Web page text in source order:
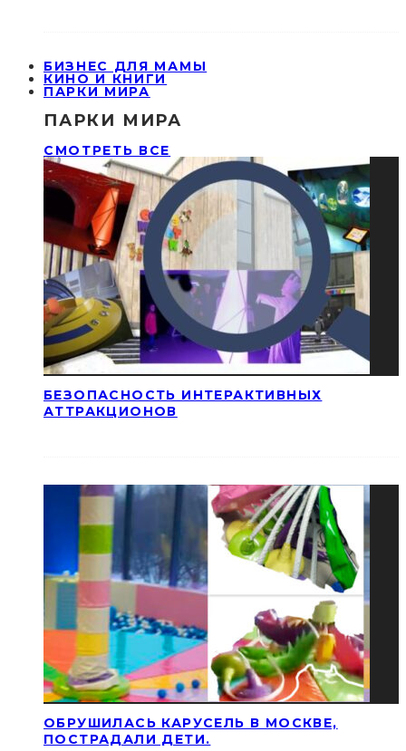
БИЗНЕС ДЛЯ МАМЫ
КИНО И КНИГИ
ПАРКИ МИРА
ПАРКИ МИРА
СМОТРЕТЬ ВСЕ
БЕЗОПАСНОСТЬ ИНТЕРАКТИВНЫХ
АТТРАКЦИОНОВ
ОБРУШИЛАСЬ КАРУСЕЛЬ В МОСКВЕ,
ПОСТРАДАЛИ ДЕТИ.